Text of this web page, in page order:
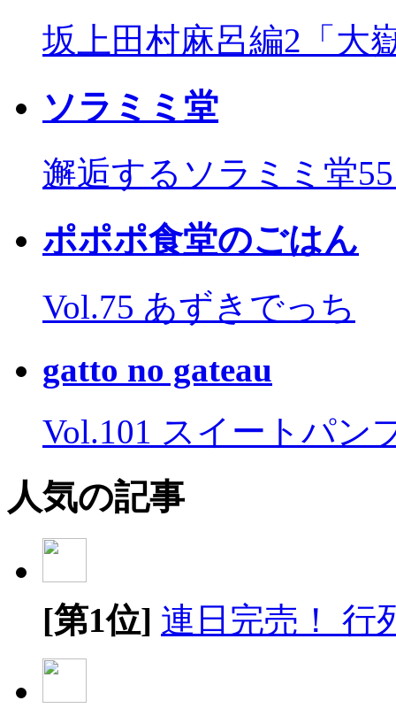
坂上田村麻呂編2「大
ソラミミ堂
邂逅するソラミミ堂
ポポポ食堂のごはん
Vol.75 あずきでっち
gatto no gateau
Vol.101 スイートパン
人気の記事
[第1位] 連日完売！ 行